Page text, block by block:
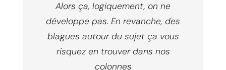
Alors ça, logiquement, on ne
développe pas. En revanche, des
blagues autour du sujet ça vous
risquez en trouver dans nos
colonnes